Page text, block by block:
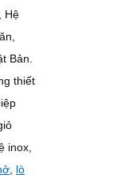
Hệ
Bản.
thiết
inox,
, lò